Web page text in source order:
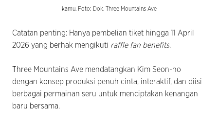
kamu. Foto: Dok. Three Mountains Ave
Catatan penting: Hanya pembelian tiket hingga 11 April
2026 yang berhak mengikuti raffle fan benefits.
Three Mountains Ave mendatangkan Kim Seon-ho
dengan konsep produksi penuh cinta, interaktif, dan diisi
berbagai permainan seru untuk menciptakan kenangan
baru bersama.